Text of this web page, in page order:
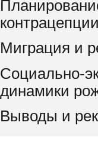
Миграция и
Социально-
динамики
Выводы и